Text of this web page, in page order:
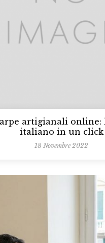
artigianali online:
italiano in un click
18 Novembre 2022